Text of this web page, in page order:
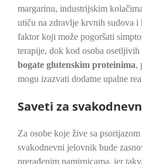
margarinu, industrijskim
utiču na zdravlje krvnih sudova i
faktor koji može pogoršati
terapije, dok kod osoba osetljivih
bogate glutenskim proteinima,
mogu izazvati dodatne upalne
Saveti za
Za osobe koje žive sa
svakodnevni jelovnik bude
prerađenim namirnicama, jer